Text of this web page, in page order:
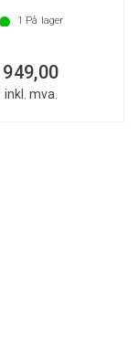
1 På lager
949,00
inkl. mva.